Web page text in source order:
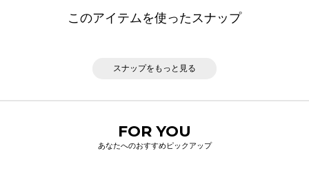
このアイテムを使ったスナップ
スナップをもっと見る
FOR YOU
あなたへのおすすめピックアップ